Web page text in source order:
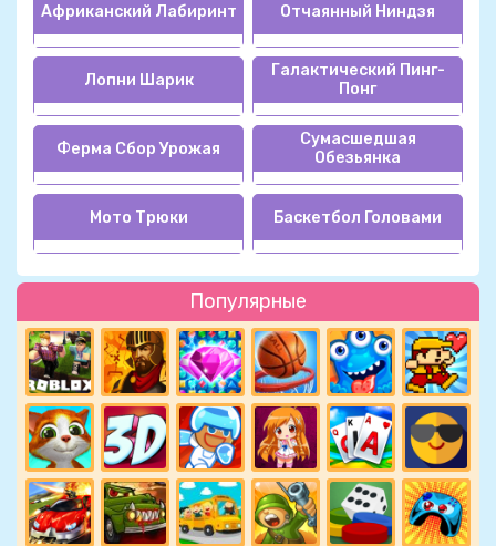
Популярные
Африканский Лабиринт Отчаянный Ниндзя
Лопни Шарик
Галактический Пинг-
Понг
Ферма Сбор Урожая
Сумасшедшая
Обезьянка
Мото Трюки Баскетбол Головами